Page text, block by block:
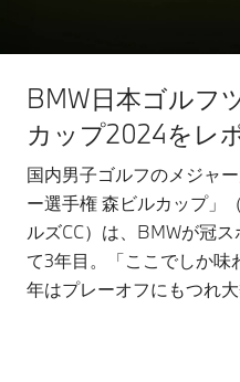
BMW日本ゴルフ
カップ2024をレ
国内男子ゴルフのメジャ
ー選手権 森ビルカップ」
ルズCC）は、BMWが冠
て3年目。「ここでしか味
年はプレーオフにもつれ